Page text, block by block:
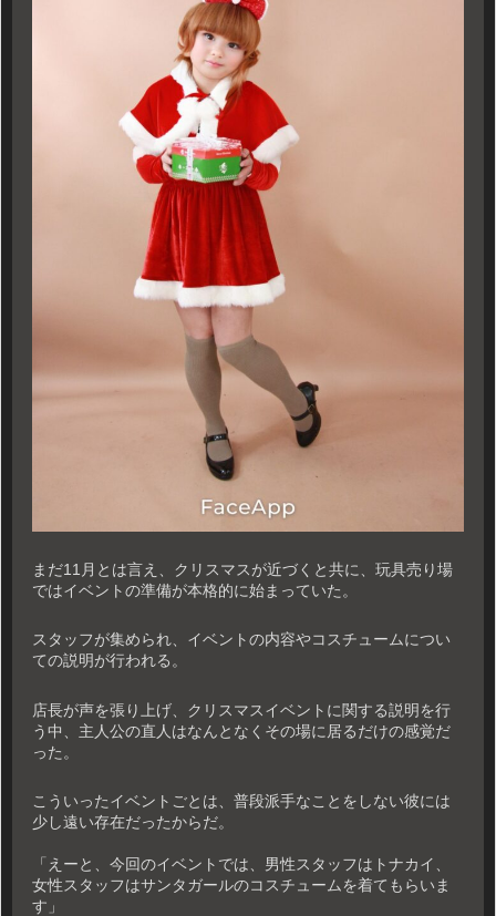
まだ11月とは言え、クリスマスが近づくと共に、玩具売り場
ではイベントの準備が本格的に始まっていた。
スタッフが集められ、イベントの内容やコスチュームについ
ての説明が行われる。
店長が声を張り上げ、クリスマスイベントに関する説明を行
う中、主人公の直人はなんとなくその場に居るだけの感覚だ
った。
こういったイベントごとは、普段派手なことをしない彼には
少し遠い存在だったからだ。
「えーと、今回のイベントでは、男性スタッフはトナカイ、
女性スタッフはサンタガールのコスチュームを着てもらいま
す」